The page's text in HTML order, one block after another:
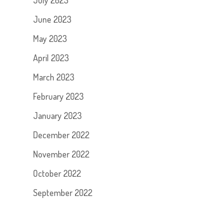
June 2023
May 2023
April 2023
March 2023
February 2023
January 2023
December 2022
November 2022
October 2022
September 2022